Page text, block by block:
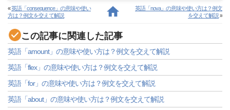
«英語「consequence」の意味や使い
方は？例文を交えて解説
英語「nova」の意味や使い方は？例文
を交えて解説»
この記事に関連した記事
英語「amount」の意味や使い方は？例文を交えて解説
英語「flex」の意味や使い方は？例文を交えて解説
英語「for」の意味や使い方は？例文を交えて解説
英語「about」の意味や使い方は？例文を交えて解説